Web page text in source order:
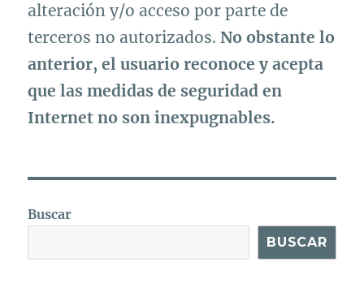
alteración y/o acceso por parte de
terceros no autorizados.No obstante lo
anterior, el usuario reconoce y acepta
que las medidas de seguridad en
Internet no son inexpugnables.
Buscar
BUSCAR